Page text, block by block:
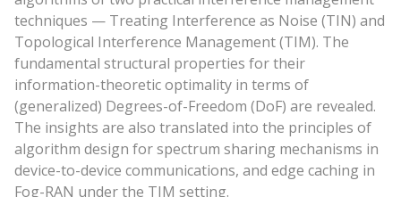
techniques — Treating Interference as Noise (TIN) and
Topological Interference Management (TIM). The
fundamental structural properties for their
information-theoretic optimality in terms of
(generalized) Degrees-of-Freedom (DoF) are revealed.
The insights are also translated into the principles of
algorithm design for spectrum sharing mechanisms in
device-to-device communications, and edge caching in
Fog-RAN under the TIM setting.